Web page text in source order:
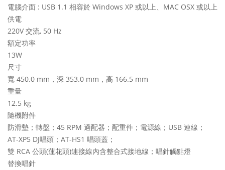
電腦介面 : USB 1.1 相容於 Windows XP 或以上、MAC OSX 或以上
供電
220V 交流, 50 Hz
額定功率
13W
尺寸
寬 450.0 mm，深 353.0 mm，高 166.5 mm
重量
12.5 kg
隨機附件
防滑墊；轉盤；45 RPM 適配器；配重件；電源線；USB 連線；
AT-XP5 DJ唱頭；AT-HS1 唱頭蓋；
雙 RCA 公頭(蓮花頭)連接線內含整合式接地線；唱針觸點燈
替換唱針